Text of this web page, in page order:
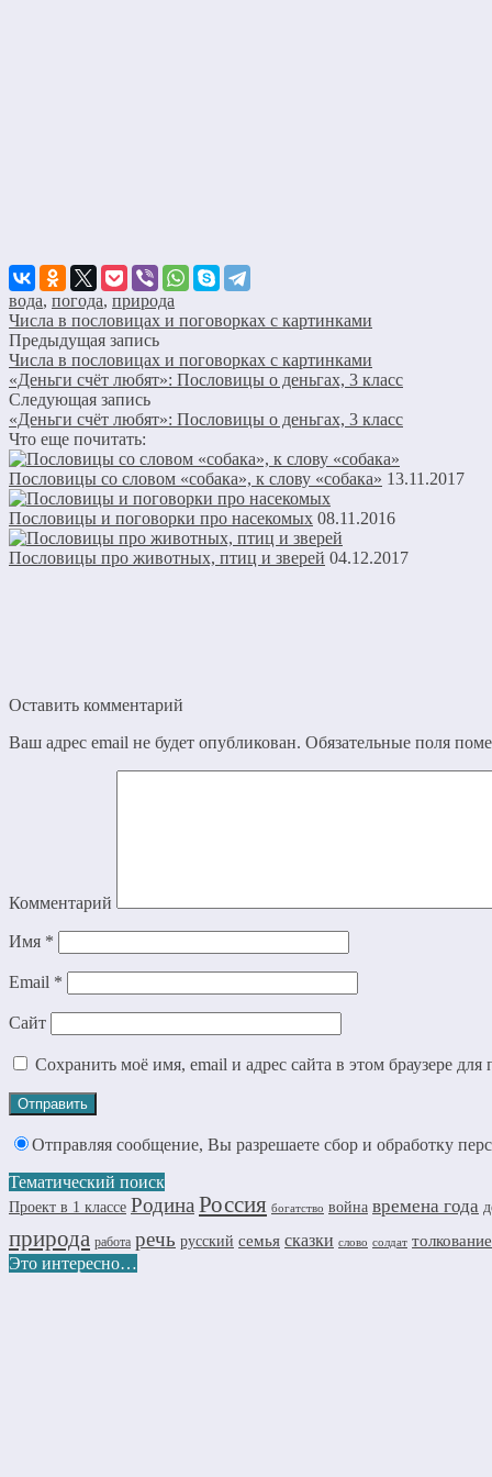
вода, погода, природа
Числа в пословицах и поговорках с картинками
Предыдущая запись
Числа в пословицах и поговорках с картинками
«Деньги счёт любят»: Пословицы о деньгах, 3 класс
Следующая запись
«Деньги счёт любят»: Пословицы о деньгах, 3 класс
Что еще почитать:
Пословицы со словом «собака», к слову «собака» 13.11.2017
Пословицы и поговорки про насекомых 08.11.2016
Пословицы про животных, птиц и зверей 04.12.2017
Оставить комментарий
Ваш адрес email не будет опубликован. Обязательные поля
Комментарий
Имя *
Email *
Сайт
Сохранить моё имя, email и адрес сайта в этом браузере
Отправляя сообщение, Вы разрешаете сбор и обработку
Тематический поиск
Проект в 1 классе РодинаРоссия богатство война времена года
природа работа речь русский семья сказки слово солдат толкование
Это интересно…